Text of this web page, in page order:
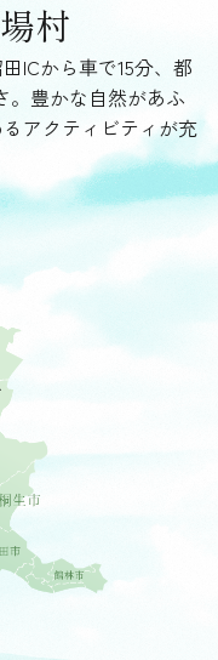
村
ICから車で15分、都
。豊かな自然があふ
アクティビティが充